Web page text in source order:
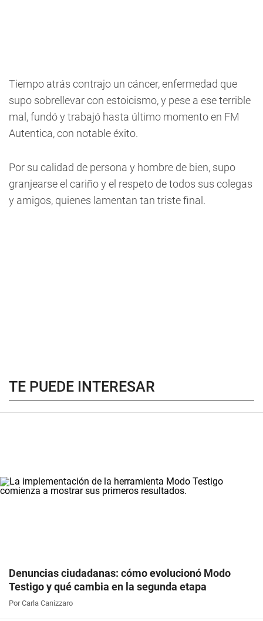
Tiempo atrás contrajo un cáncer, enfermedad que
supo sobrellevar con estoicismo, y pese a ese terrible
mal, fundó y trabajó hasta último momento en FM
Autentica, con notable éxito.
Por su calidad de persona y hombre de bien, supo
granjearse el cariño y el respeto de todos sus colegas
y amigos, quienes lamentan tan triste final.
TE PUEDE INTERESAR
Denuncias ciudadanas: cómo evolucionó Modo
Testigo y qué cambia en la segunda etapa
Por Carla Canizzaro